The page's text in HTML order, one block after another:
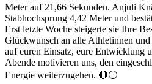
Meter auf 21,66 Sekunden. Anjuli
Stabhochsprung 4,42 Meter und
Erst letzte Woche steigerte sie Ihre
Glückwunsch an alle Athletinnen
auf euren Einsatz, eure Entwicklung
Abende motivieren uns, den
Energie weiterzugehen. 🔴⚪